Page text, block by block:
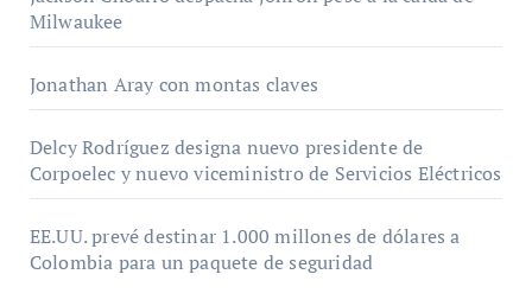
Milwaukee
Jonathan Aray con montas claves
Delcy Rodríguez designa nuevo presidente de
Corpoelec y nuevo viceministro de Servicios Eléctricos
EE.UU. prevé destinar 1.000 millones de dólares a
Colombia para un paquete de seguridad